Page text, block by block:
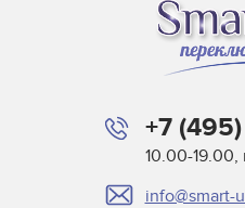
+7
10.00-19.00,
info@smart-